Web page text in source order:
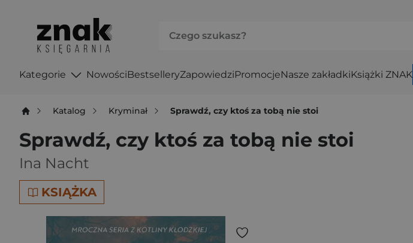
Kategorie NowościBestselleryZapowiedziPromocjeNasze zakładkiKsiążki ZNAK
Katalog Kryminał Sprawdź, czy ktoś za tobą nie stoi
Sprawdź, czy ktoś za tobą nie stoi
Ina Nacht
KSIĄŻKA